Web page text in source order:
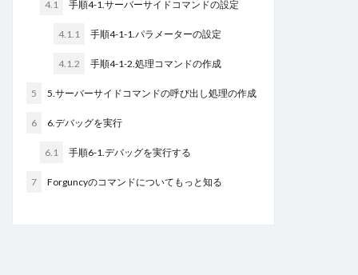
4.1 手順4-1.サーバーサイドコマンドの設定
4.1.1 手順4-1-1.パラメーターの設定
4.1.2 手順4-1-2.処理コマンドの作成
5 5.サーバーサイドコマンドの呼び出し処理の作成
6 6.デバッグを実行
6.1 手順6-1.デバッグを実行する
7 Forguncyのコマンドについてもっと知る
関数
検索